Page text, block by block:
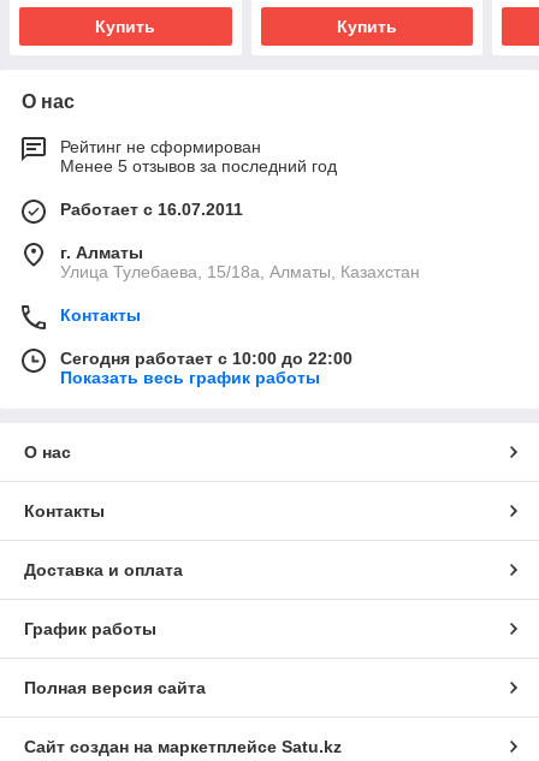
Купить Купить
О нас
Рейтинг не сформирован
Менее 5 отзывов за последний год
Работает с 16.07.2011
г. Алматы
Улица Тулебаева, 15/18а, Алматы, Казахстан
Контакты
Сегодня работает с 10:00 до 22:00
Показать весь график работы
О нас
Контакты
Доставка и оплата
График работы
Полная версия сайта
Сайт создан на маркетплейсе Satu.kz